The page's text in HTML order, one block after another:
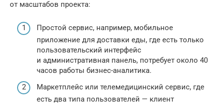
от масштабов проекта:
Простой сервис, например, мобильное
приложение для доставки еды, где есть только
пользовательский интерфейс
и административная панель, потребует около 40
часов работы бизнес-аналитика.
Маркетплейс или телемедицинский сервис, где
есть два типа пользователей — клиент